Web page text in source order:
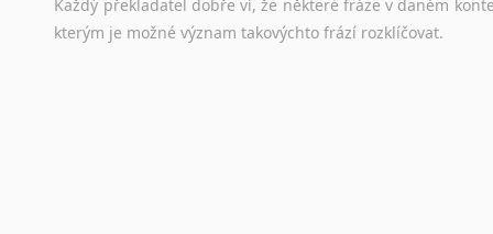
stejná obecná pravidla, jako pro český životopis. Tak dost
Každý překladatel dobře ví, že některé fráze v daném
kterým je možné význam takovýchto frází rozklíčovat.